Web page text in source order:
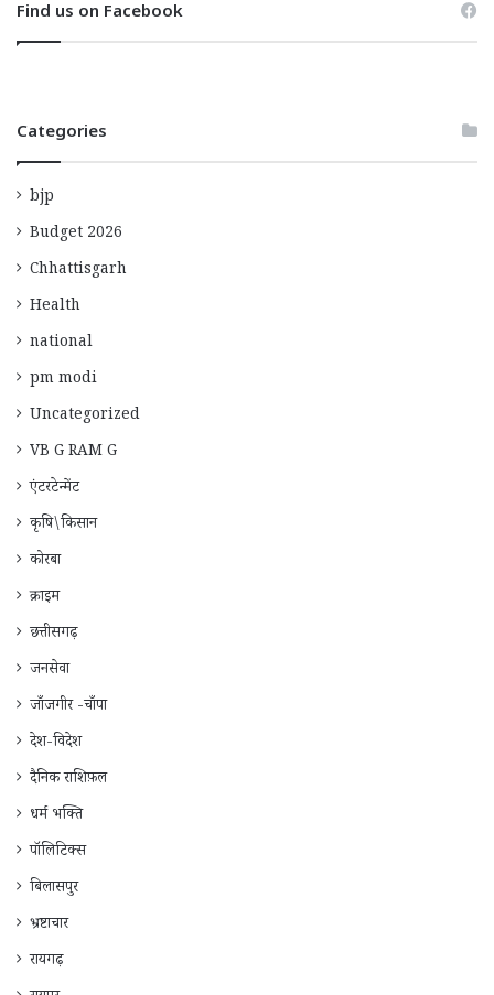
Find us on Facebook
Categories
bjp
Budget 2026
Chhattisgarh
Health
national
pm modi
Uncategorized
VB G RAM G
एंटरटेन्मेंट
कृषि\किसान
कोरबा
क्राइम
छत्तीसगढ़
जनसेवा
जाँजगीर -चाँपा
देश-विदेश
दैनिक राशिफ़ल
धर्म भक्ति
पॉलिटिक्स
बिलासपुर
भ्रष्टाचार
रायगढ़